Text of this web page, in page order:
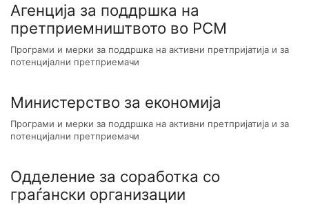
Агенција за поддршка на
претприемништвото во РСМ
Програми и мерки за поддршка на активни претпријатија и за
потенцијални претприемачи
Министерство за економија
Програми и мерки за поддршка на активни претпријатија и за
потенцијални претприемачи
Одделение за соработка со
граѓански организации